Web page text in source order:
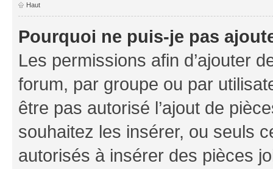
Haut
Pourquoi ne puis-je pas
Les permissions afin d’ajouter
forum, par groupe ou par
être pas autorisé l’ajout de
souhaitez les insérer, ou seuls
autorisés à insérer des pièces